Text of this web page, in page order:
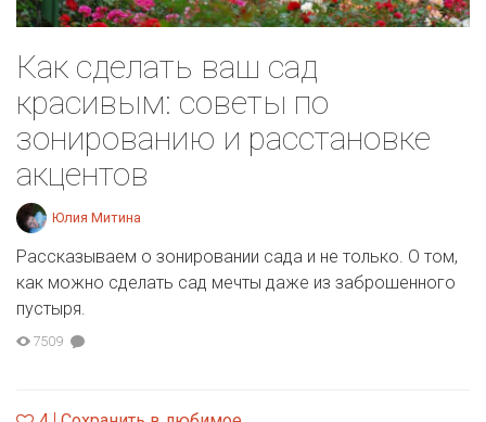
Как сделать ваш сад
красивым: советы по
зонированию и расстановке
акцентов
Юлия Митина
Рассказываем о зонировании сада и не только. О том,
как можно сделать сад мечты даже из заброшенного
пустыря.
7509